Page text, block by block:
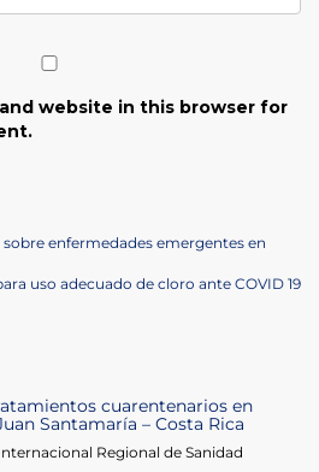
and website in this browser for
sobre enfermedades emergentes en
uso adecuado de cloro ante COVID 19
cuarentenarios en
Santamaría – Costa Rica
Regional de Sanidad